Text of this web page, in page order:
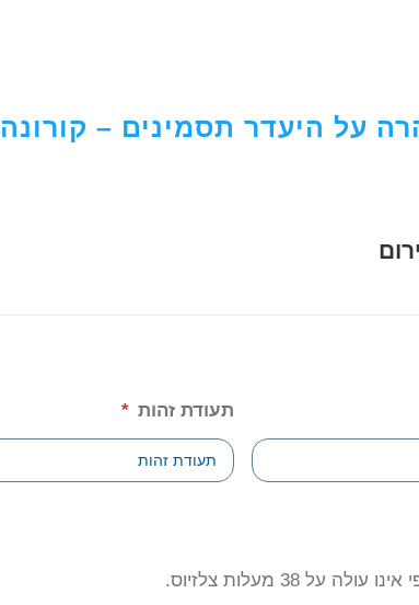
על היעדר תסמינים – קורונה
תעודת זהות *
38 מעלות צלזיוס.